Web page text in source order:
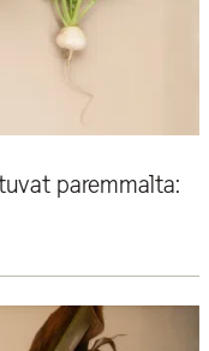
paremmalta: